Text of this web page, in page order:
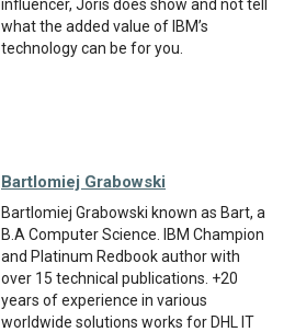
influencer, Joris does show and not tell
what the added value of IBM’s
technology can be for you.
Bartlomiej Grabowski
Bartlomiej Grabowski known as Bart, a
B.A Computer Science. IBM Champion
and Platinum Redbook author with
over 15 technical publications. +20
years of experience in various
worldwide solutions works for DHL IT